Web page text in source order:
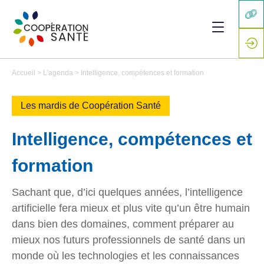
Accueil > L'agenda > Intelligence, compétences et formation
Les mardis de Coopération Santé
Intelligence, compétences et
formation
Sachant que, d’ici quelques années, l’intelligence
artificielle fera mieux et plus vite qu’un être humain
dans bien des domaines, comment préparer au
mieux nos futurs professionnels de santé dans un
monde où les technologies et les connaissances